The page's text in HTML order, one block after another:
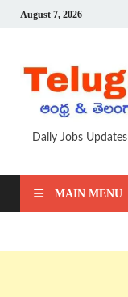
August 7, 2026
Daily Jobs Updates
MAIN MENU